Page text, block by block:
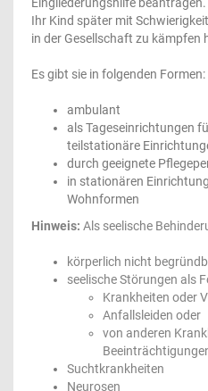
Ihr Kind später mit
in der Gesellschaft zu kämpfen
Es gibt sie in folgenden Formen:
ambulant
als Tageseinrichtungen
teilstationäre
durch geeignete
in stationären
Wohnformen
Hinweis: Als seelische
körperlich nicht
seelische Störungen als
Krankheiten oder
Anfallsleiden oder
von anderen
Suchtkrankheiten
Neurosen